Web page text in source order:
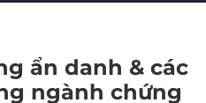
ẩn danh & các
ngành chứng